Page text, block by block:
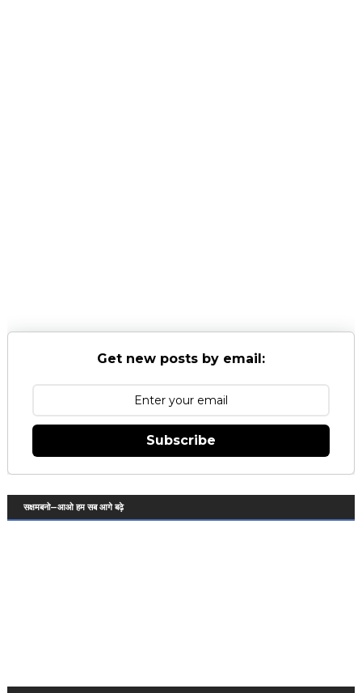
Get new posts by email:
Subscribe
सक्षमबनो—आओ हम सब आगे बढ़े